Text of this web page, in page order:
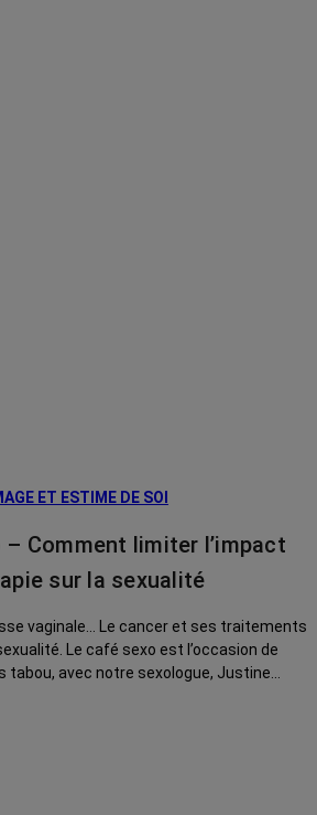
ET ESTIME DE SOI
– Comment limiter l’impact
sur la sexualité
vaginale… Le cancer et ses traitements
Le café sexo est l’occasion de
tabou, avec notre sexologue, Justine
vous donne de précieux conseils pour